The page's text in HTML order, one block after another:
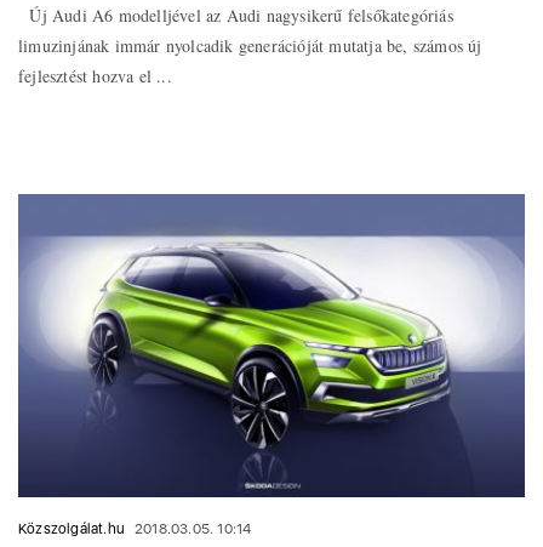
Új Audi A6 modelljével az Audi nagysikerű felsőkategóriás
limuzinjának immár nyolcadik generációját mutatja be, számos új
fejlesztést hozva el ...
Közszolgálat.hu 2018.03.05. 10:14